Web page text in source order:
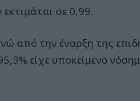
σε 0,99.
από την έναρξη της
είχε υποκείμενο